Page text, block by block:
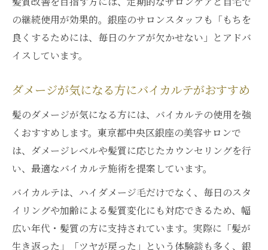
の継続使用が効果的。銀座のサロンスタッフも「もちを
良くするためには、毎日のケアが欠かせない」とアドバ
イスしています。
ダメージが気になる方にバイカルテがおすすめ
髪のダメージが気になる方には、バイカルテの使用を強
くおすすめします。東京都中央区銀座の美容サロンで
は、ダメージレベルや髪質に応じたカウンセリングを行
い、最適なバイカルテ施術を提案しています。
バイカルテは、ハイダメージ毛だけでなく、毎日のスタ
イリングや加齢による髪質変化にも対応できるため、幅
広い年代・髪質の方に支持されています。実際に「髪が
生き返った」「ツヤが戻った」という体験談も多く、銀